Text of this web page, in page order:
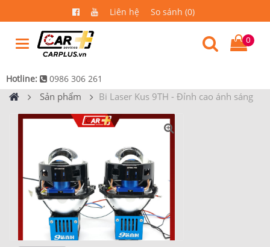
Liên hệ So sánh (0)
0
Hotline: 0986 306 261
Sản phẩm Bi Laser Kus 9TH - Đỉnh cao ánh sáng